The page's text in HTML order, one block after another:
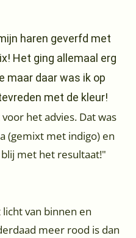
haren geverfd met
Het ging allemaal erg
maar daar was ik op
met de kleur!
het advies. Dat was
(gemixt met indigo) en
met het resultaat!"
van binnen en
meer rood is dan